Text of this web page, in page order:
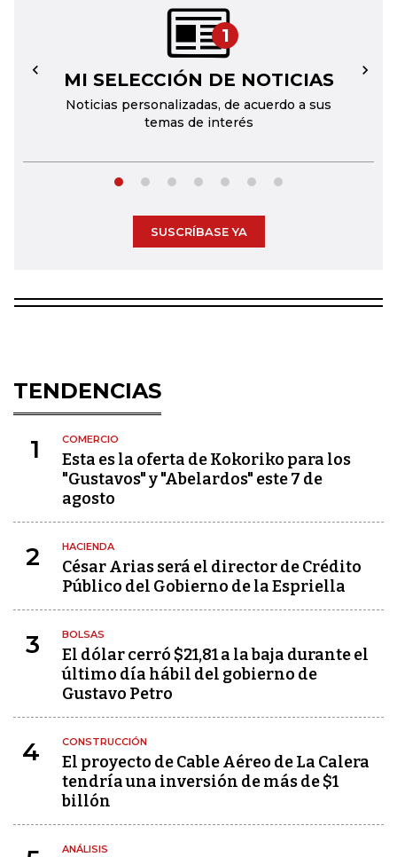
1
MI SELECCIÓN DE NOTICIAS
Noticias personalizadas, de acuerdo a sus
temas de interés
← →
SUSCRÍBASE YA
TENDENCIAS
1 COMERCIO
Esta es la oferta de Kokoriko para los
"Gustavos" y "Abelardos" este 7 de
agosto
2 HACIENDA
César Arias será el director de Crédito
Público del Gobierno de la Espriella
3 BOLSAS
El dólar cerró $21,81 a la baja durante el
último día hábil del gobierno de
Gustavo Petro
4 CONSTRUCCIÓN
El proyecto de Cable Aéreo de La Calera
tendría una inversión de más de $1
billón
ANÁLISIS